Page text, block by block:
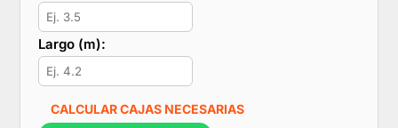
Largo (m):
CALCULAR CAJAS NECESARIAS